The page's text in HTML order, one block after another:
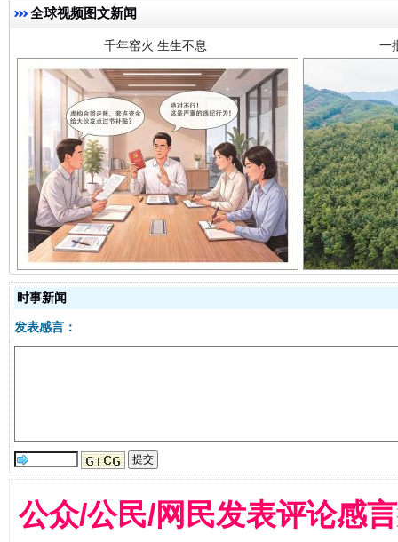
全球视频图文新闻
揭开“小金库”的免责幌子
时事新闻
发表感言：
公众/公民/网民发表评论感